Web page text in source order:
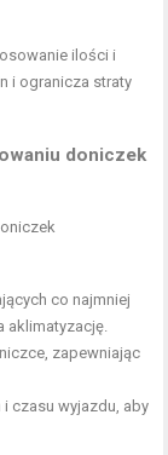
ilości i
i ogranicza straty
doniczek
co najmniej
aklimatyzację.
zapewniając
czasu wyjazdu, aby